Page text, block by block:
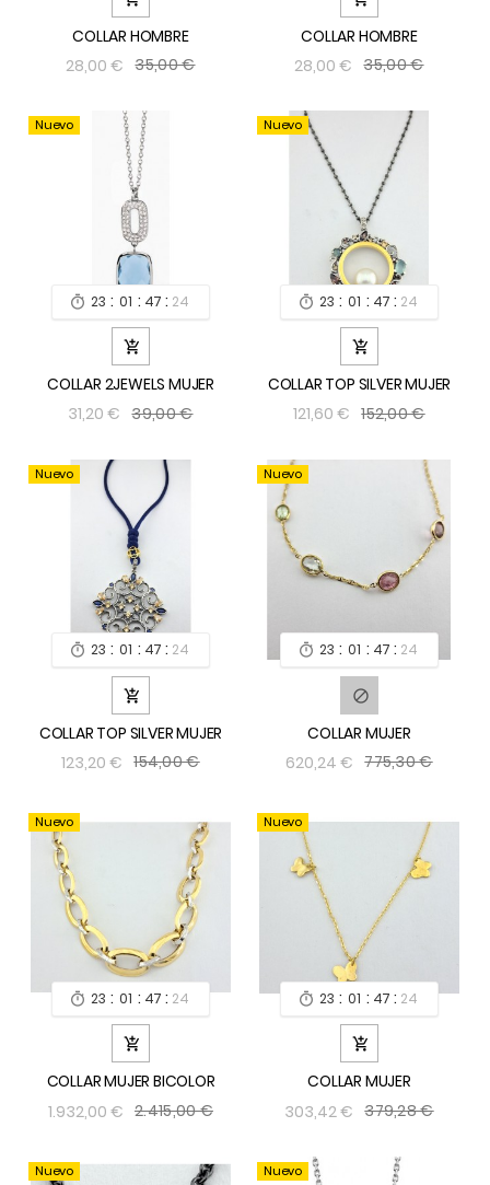
COLLAR HOMBRE
28,00 € 35,00 €
COLLAR HOMBRE
28,00 € 35,00 €
Nuevo
 23 : 01 : 47 : 24

COLLAR 2JEWELS MUJER
31,20 € 39,00 €
Nuevo
 23 : 01 : 47 : 24

COLLAR TOP SILVER MUJER
121,60 € 152,00 €
Nuevo
 23 : 01 : 47 : 24

COLLAR TOP SILVER MUJER
123,20 € 154,00 €
Nuevo
 23 : 01 : 47 : 24

COLLAR MUJER
620,24 € 775,30 €
Nuevo
 23 : 01 : 47 : 24

COLLAR MUJER BICOLOR
1.932,00 € 2.415,00 €
Nuevo
 23 : 01 : 47 : 24

COLLAR MUJER
303,42 € 379,28 €
Nuevo Nuevo